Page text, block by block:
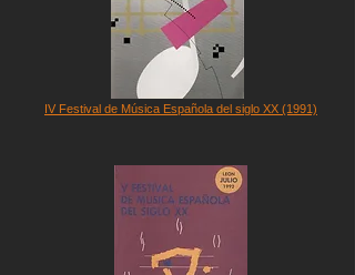
IV Festival de Música Española del siglo XX (1991)